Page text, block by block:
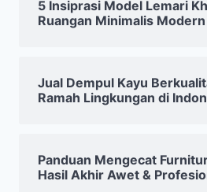
5 Insiprasi Model Lemari
Ruangan Minimalis Modern
Jual Dempul Kayu
Ramah Lingkungan di
Panduan Mengecat
Hasil Akhir Awet &